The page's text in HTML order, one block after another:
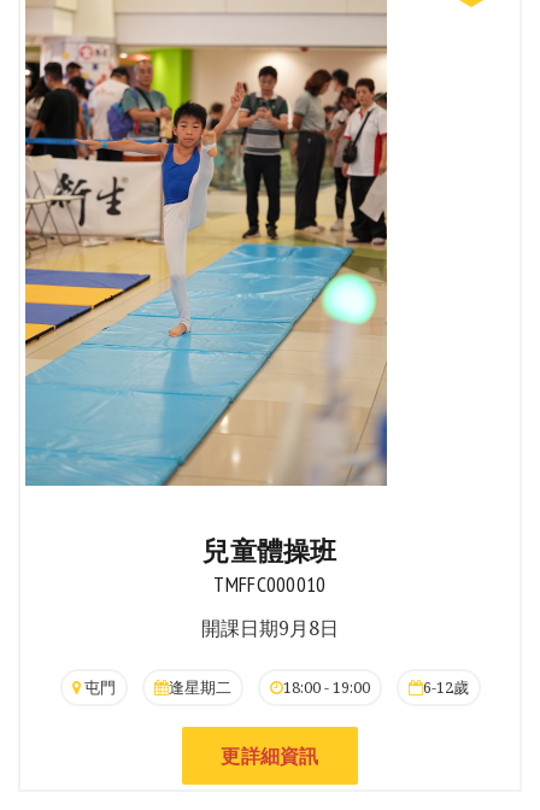
兒童體操班
TMFFC000010
開課日期9月8日
屯門 逢星期二 18:00 - 19:00 6-12歲
更詳細資訊